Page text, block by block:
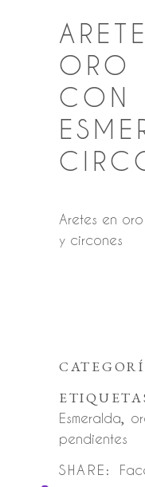
ORO
CON
Aretes en
y circones
Esmeralda,
pendientes
SHARE: